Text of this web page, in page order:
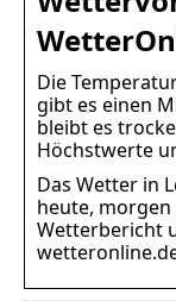
Die
gibt es einen
bleibt es
Höchstwerte
Das Wetter in
heute,
Wetterbericht